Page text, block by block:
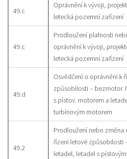
49.c
Oprávnění k vývoji,
letecká pozemní zařízení
49.c
Prodloužení platnosti
oprávnění k vývoji,
letecká pozemní zařízení
49.d
Osvědčení o oprávnění k
způsobilosti – bezmotor.
s pístov. motorem a
turbínovým motorem
49.2
Prodloužení nebo změna
řízení letové způsobilosti
letadel, letadel s